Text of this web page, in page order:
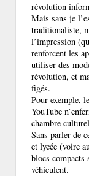
révolution
Mais sans je
traditionaliste,
l’impression
renforcent les
utiliser des
révolution, et
figés.
Pour exemple,
YouTube
chambre
Sans parler de
et lycée (voire
blocs compacts
véhiculent.